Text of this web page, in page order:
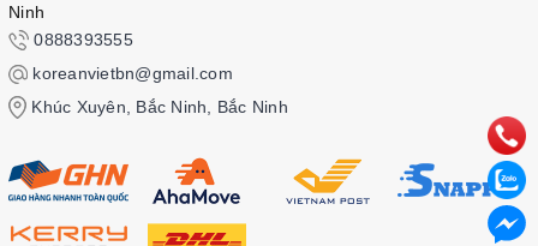
Ninh
0888393555
koreanvietbn@gmail.com
Khúc Xuyên, Bắc Ninh, Bắc Ninh